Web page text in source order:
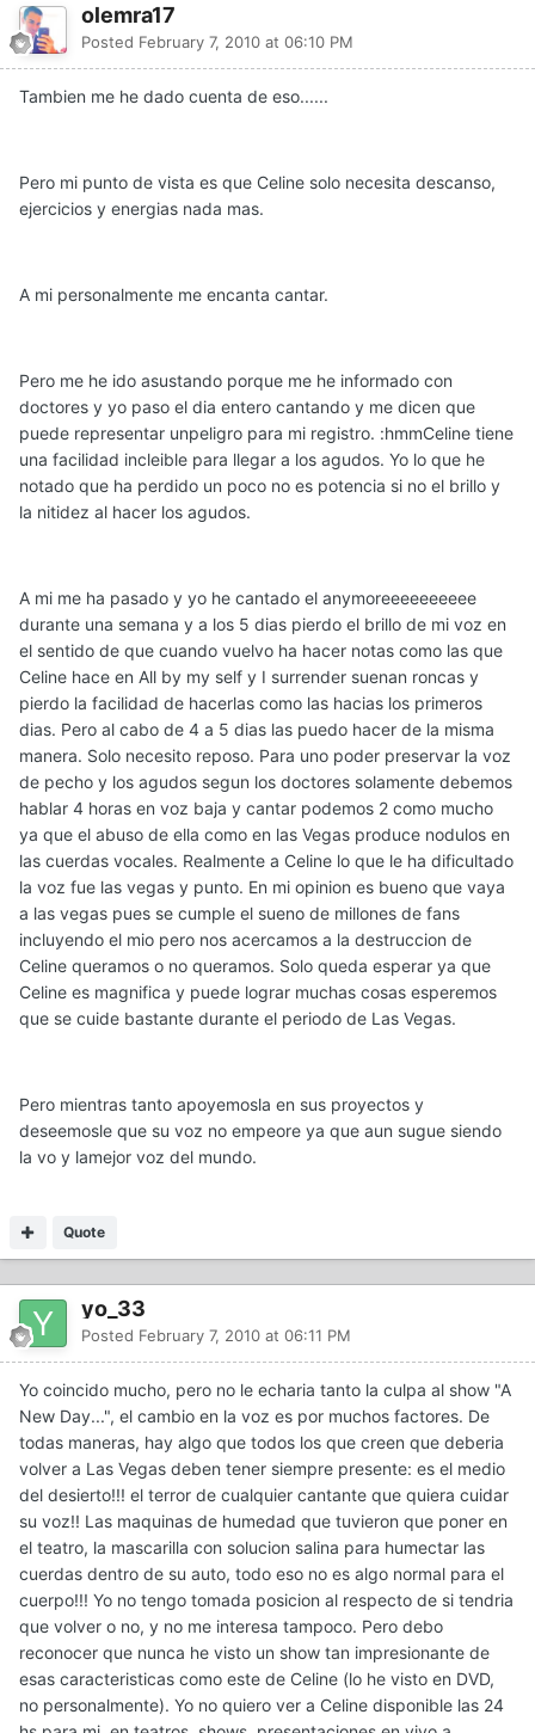
olemra17
Posted February 7, 2010 at 06:10 PM
Tambien me he dado cuenta de eso......
Pero mi punto de vista es que Celine solo necesita descanso,
ejercicios y energias nada mas.
A mi personalmente me encanta cantar.
Pero me he ido asustando porque me he informado con
doctores y yo paso el dia entero cantando y me dicen que
puede representar unpeligro para mi registro. :hmmCeline tiene
una facilidad incleible para llegar a los agudos. Yo lo que he
notado que ha perdido un poco no es potencia si no el brillo y
la nitidez al hacer los agudos.
A mi me ha pasado y yo he cantado el anymoreeeeeeeeee
durante una semana y a los 5 dias pierdo el brillo de mi voz en
el sentido de que cuando vuelvo ha hacer notas como las que
Celine hace en All by my self y I surrender suenan roncas y
pierdo la facilidad de hacerlas como las hacias los primeros
dias. Pero al cabo de 4 a 5 dias las puedo hacer de la misma
manera. Solo necesito reposo. Para uno poder preservar la voz
de pecho y los agudos segun los doctores solamente debemos
hablar 4 horas en voz baja y cantar podemos 2 como mucho
ya que el abuso de ella como en las Vegas produce nodulos en
las cuerdas vocales. Realmente a Celine lo que le ha dificultado
la voz fue las vegas y punto. En mi opinion es bueno que vaya
a las vegas pues se cumple el sueno de millones de fans
incluyendo el mio pero nos acercamos a la destruccion de
Celine queramos o no queramos. Solo queda esperar ya que
Celine es magnifica y puede lograr muchas cosas esperemos
que se cuide bastante durante el periodo de Las Vegas.
Pero mientras tanto apoyemosla en sus proyectos y
deseemosle que su voz no empeore ya que aun sugue siendo
la vo y lamejor voz del mundo.
Quote
yo_33
Posted February 7, 2010 at 06:11 PM
Yo coincido mucho, pero no le echaria tanto la culpa al show "A
New Day...", el cambio en la voz es por muchos factores. De
todas maneras, hay algo que todos los que creen que deberia
volver a Las Vegas deben tener siempre presente: es el medio
del desierto!!! el terror de cualquier cantante que quiera cuidar
su voz!! Las maquinas de humedad que tuvieron que poner en
el teatro, la mascarilla con solucion salina para humectar las
cuerdas dentro de su auto, todo eso no es algo normal para el
cuerpo!!! Yo no tengo tomada posicion al respecto de si tendria
que volver o no, y no me interesa tampoco. Pero debo
reconocer que nunca he visto un show tan impresionante de
esas caracteristicas como este de Celine (lo he visto en DVD,
no personalmente). Yo no quiero ver a Celine disponible las 24